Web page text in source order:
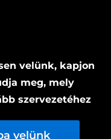
velünk, kapjon
meg, mely
szervezetéhez
velünk